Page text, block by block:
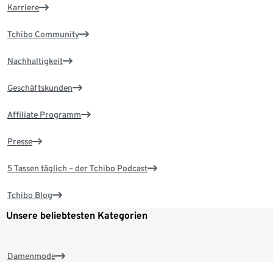
Karriere
Tchibo Community
Nachhaltigkeit
Geschäftskunden
Affiliate Programm
Presse
5 Tassen täglich – der Tchibo Podcast
Tchibo Blog
Unsere beliebtesten Kategorien
Damenmode